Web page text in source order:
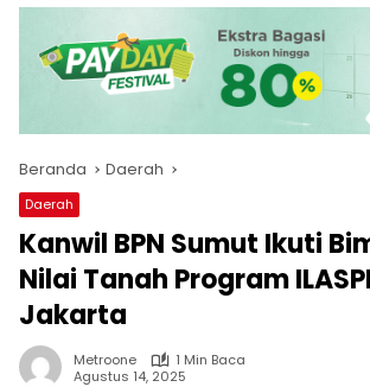
Beranda Daerah
Daerah
Kanwil BPN Sumut Ikuti
Nilai Tanah Program
Jakarta
Metroone
1 Min Baca
Agustus 14, 2025